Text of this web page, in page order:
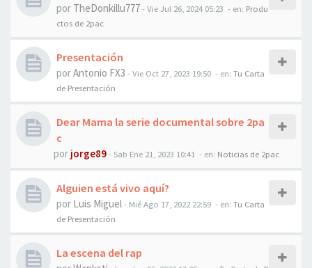
por TheDonkillu777-Vie Jul 26, 2024 05:23 - en: Produ
ctos de 2pac
Presentación
porAntonio FX3 -Vie Oct 27, 2023 19:50 - en: Tu Carta
de Presentación
Dear Mama la serie documental sobre 2pa
c
por jorge89- Sab Ene 21, 2023 10:41 - en: Noticias de 2pac
Alguien está vivo aquí?
por Luis Miguel- Mié Ago 17, 2022 22:59 - en: Tu Carta
de Presentación
La escena del rap